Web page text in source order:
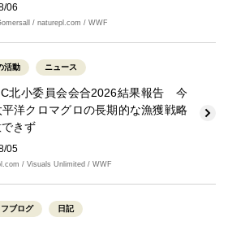
06
/ naturepl.com / WWF
活動 ニュース
北小委員会会合2026結果報告 今
洋クロマグロの長期的な漁獲戦略
きず
05
/ Visuals Unlimited / WWF
ブログ 日記